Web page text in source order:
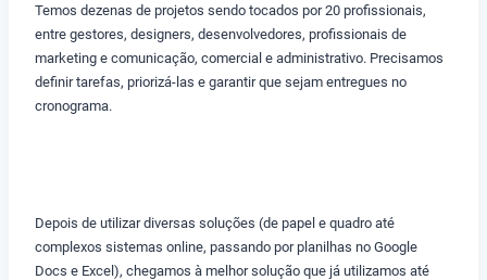
Temos dezenas de projetos sendo tocados por 20 profissionais,
entre gestores, designers, desenvolvedores, profissionais de
marketing e comunicação, comercial e administrativo. Precisamos
definir tarefas, priorizá-las e garantir que sejam entregues no
cronograma.
Depois de utilizar diversas soluções (de papel e quadro até
complexos sistemas online, passando por planilhas no Google
Docs e Excel), chegamos à melhor solução que já utilizamos até